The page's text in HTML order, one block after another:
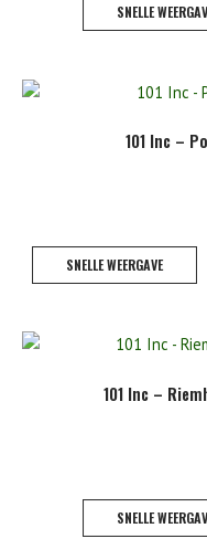
SNELLE
101 Inc –
SNELLE WEERGAVE
101 Inc –
SNELLE